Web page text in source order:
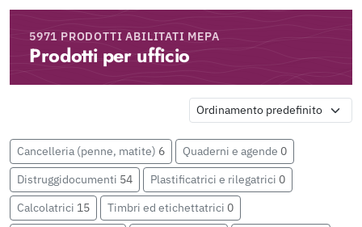
5971 PRODOTTI ABILITATI MEPA
Prodotti per ufficio
Cancelleria (penne, matite) 6 Quaderni e agende 0
Distruggidocumenti 54 Plastificatrici e rilegatrici 0
Calcolatrici 15 Timbri ed etichettatrici 0